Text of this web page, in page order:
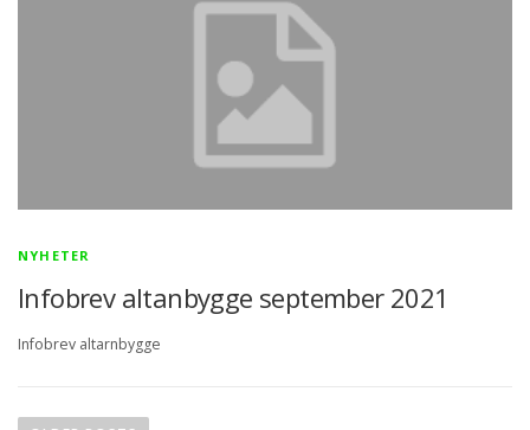
NYHETER
Infobrev altanbygge september 2021
Infobrev altarnbygge